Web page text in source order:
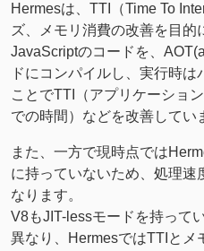
Hermesは、TTI（Time To
ズ、メモリ消費の改善を目的
JavaScriptのコードを、
ドにコンパイルし、実行時
ことでTTI（アプリケーショ
での時間）などを改善してい
また、一方で現時点では
に持っていないため、処理
なります。
V8もJIT-lessモードを持って
異なり、HermesではTTIとメ